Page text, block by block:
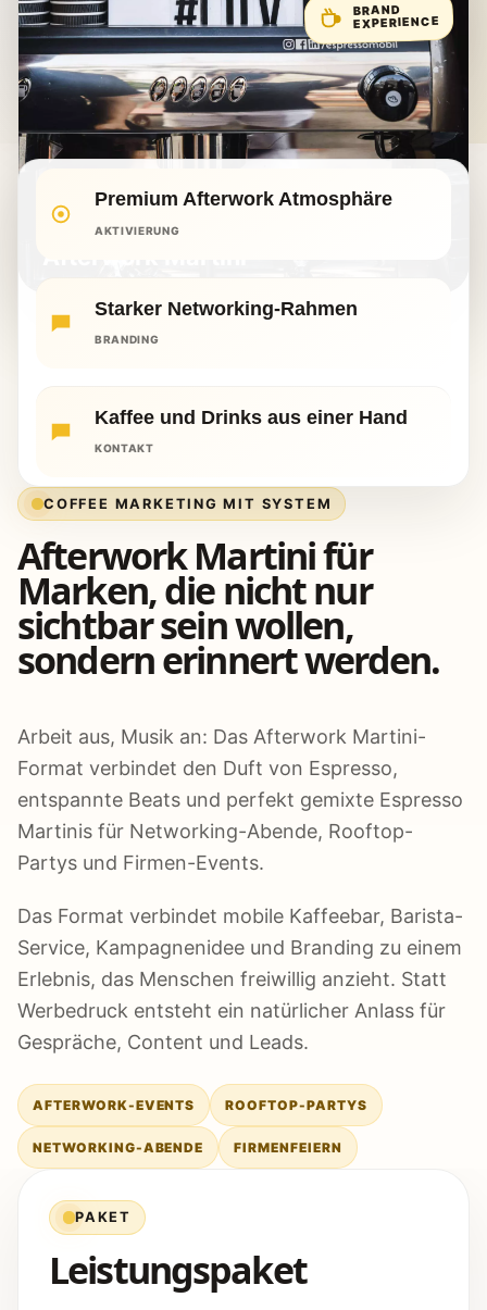
ORIGINAL ESPRESSOMOBIL PROJEKT
BRAND
EXPERIENCE
Premium Afterwork Atmosphäre
AKTIVIERUNG
Starker Networking-Rahmen
BRANDING
Kaffee und Drinks aus einer Hand
KONTAKT
COFFEE MARKETING MIT SYSTEM
Afterwork Martini für
Marken, die nicht nur
sichtbar sein wollen,
sondern erinnert werden.
Arbeit aus, Musik an: Das Afterwork Martini-
Format verbindet den Duft von Espresso,
entspannte Beats und perfekt gemixte Espresso
Martinis für Networking-Abende, Rooftop-
Partys und Firmen-Events.
Das Format verbindet mobile Kaffeebar, Barista-
Service, Kampagnenidee und Branding zu einem
Erlebnis, das Menschen freiwillig anzieht. Statt
Werbedruck entsteht ein natürlicher Anlass für
Gespräche, Content und Leads.
AFTERWORK-EVENTS ROOFTOP-PARTYS
NETWORKING-ABENDE FIRMENFEIERN
PAKET
Leistungspaket